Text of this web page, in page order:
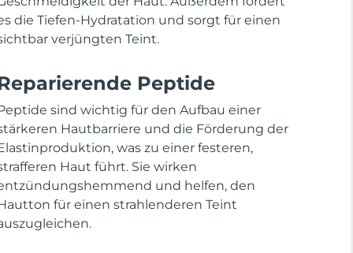
die Tiefen-Hydratation und sorgt für einen
verjüngten Teint.
Peptide
sind wichtig für den Aufbau einer
Hautbarriere und die Förderung der
was zu einer festeren,
Haut führt. Sie wirken
und helfen, den
für einen strahlenderen Teint